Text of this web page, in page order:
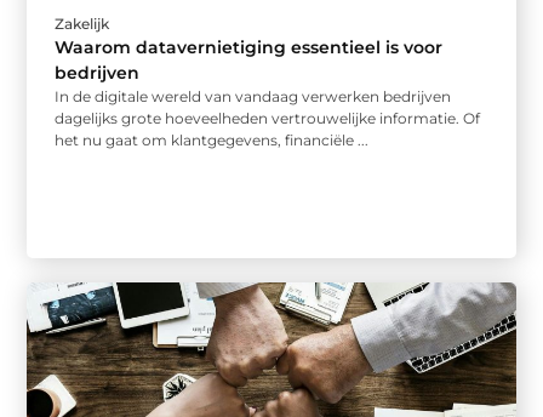
Zakelijk
Waarom datavernietiging essentieel is voor
bedrijven
In de digitale wereld van vandaag verwerken bedrijven
dagelijks grote hoeveelheden vertrouwelijke informatie. Of
het nu gaat om klantgegevens, financiële ...